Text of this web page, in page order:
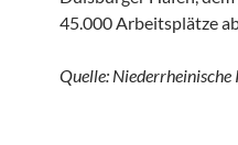
45.000 Arbeitsplätze
Quelle: